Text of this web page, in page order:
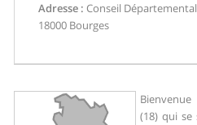
Adresse : Conseil
18000 Bourges
(18) qui se